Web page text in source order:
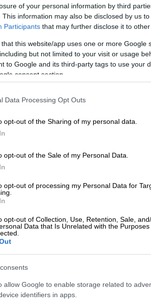
of your personal information by third
This information may also be disclosed by us
Participants that may further disclose it to other
that this website/app uses one or more Google
but not limited to your visit or usage
to Google and its third-party tags to use your
consent section.
Data Processing Opt Outs
opt-out of the Sharing of my personal data.
opt-out of the Sale of my Personal Data.
opt-out of processing my Personal Data for
opt-out of Collection, Use, Retention, Sale,
Data that Is Unrelated with the
allow Google to enable storage related to
identifiers in apps.
το ΕΘΝΟΣ στη Google
πρόξενος της Γερμανίας στη
Θεσσαλονίκης,Δαυίδ
στην
απαράδεκτος και ειδικά σ'
, τονίζοντας πως «ηΓερμανία
και σ' ολόκληρο τον κόσμο.
τιμωρηθούν
αντισημιτικά λόγια που
που έχει γίνει σύμβολο
εναντίον του αντισημιτισμού
και θέλουμε να συνυπάρχουμε
Ισραηλιτικού
Δαυιδ Σαλτιέλ.